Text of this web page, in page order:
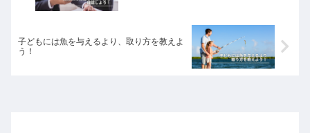
子どもには魚を与えるより、取り方を教えよ
う！